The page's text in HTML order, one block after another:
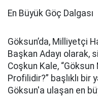
En Büyük Göç Dalgası
Göksun’da, Milliyetçi
Başkan Adayı olarak,
Coşkun Kale,
Profilidir?” başlıklı bir
Göksun'a ulaşan en